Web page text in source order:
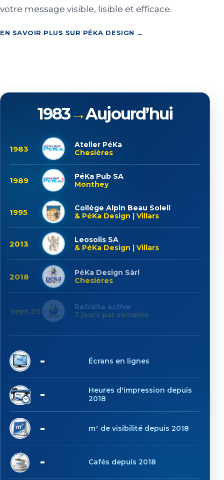
votre message visible, lisible et efficace.
EN SAVOIR PLUS SUR PÉKA DESIGN →
1983→Aujourd’hui
1983
Atelier PéKa
Chesières
1989
PéKa Pub SA
Monthey
1995
Collège Alpin Beau Soleil
& PéKa Design | Villars
2013
Leosolis SA
& PéKa Design | Villars
2018
PéKa Design Sàrl
Chesières
Sept.2025
Retraite active
3 jours par semaine
9 Écrans en lignes
1'414
Heures d'impression depuis
2018
8'613 m² de visibilité depuis 2018
27'076 Cafés depuis 2018